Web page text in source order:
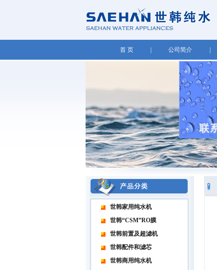
首 页 公司简介
世韩家用纯水机
世韩“CSM”RO膜
世韩前置及超滤机
世韩配件和滤芯
世韩商用纯水机